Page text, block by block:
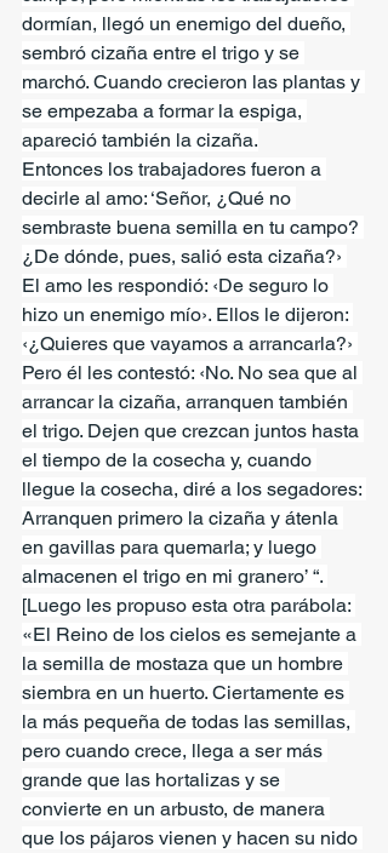
dormían, llegó un enemigo del dueño,
sembró cizaña entre el trigo y se
marchó. Cuando crecieron las plantas y
se empezaba a formar la espiga,
apareció también la cizaña.
Entonces los trabajadores fueron a
decirle al amo: ‘Señor, ¿Qué no
sembraste buena semilla en tu campo?
¿De dónde, pues, salió esta cizaña?›
El amo les respondió: ‹De seguro lo
hizo un enemigo mío›. Ellos le dijeron:
‹¿Quieres que vayamos a arrancarla?›
Pero él les contestó: ‹No. No sea que al
arrancar la cizaña, arranquen también
el trigo. Dejen que crezcan juntos hasta
el tiempo de la cosecha y, cuando
llegue la cosecha, diré a los segadores:
Arranquen primero la cizaña y átenla
en gavillas para quemarla; y luego
almacenen el trigo en mi granero’ “.
[Luego les propuso esta otra parábola:
«El Reino de los cielos es semejante a
la semilla de mostaza que un hombre
siembra en un huerto. Ciertamente es
la más pequeña de todas las semillas,
pero cuando crece, llega a ser más
grande que las hortalizas y se
convierte en un arbusto, de manera
que los pájaros vienen y hacen su nido